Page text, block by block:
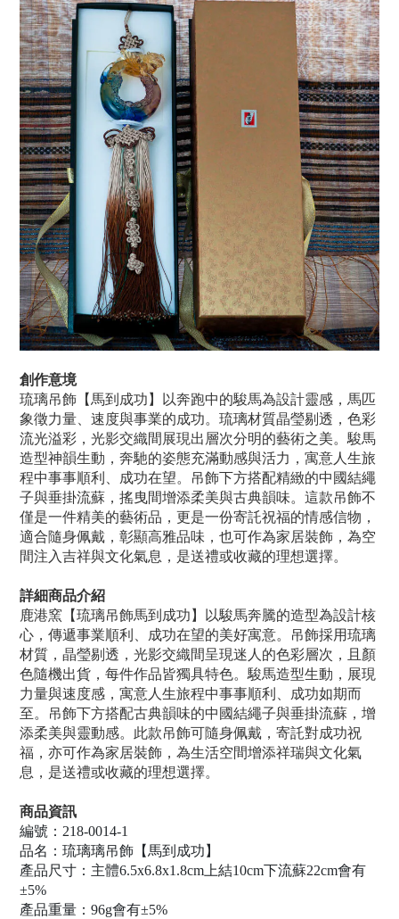
創作意境
琉璃吊飾【馬到成功】以奔跑中的駿馬為設計靈感，馬匹
象徵力量、速度與事業的成功。琉璃材質晶瑩剔透，色彩
流光溢彩，光影交織間展現出層次分明的藝術之美。駿馬
造型神韻生動，奔馳的姿態充滿動感與活力，寓意人生旅
程中事事順利、成功在望。吊飾下方搭配精緻的中國結繩
子與垂掛流蘇，搖曳間增添柔美與古典韻味。這款吊飾不
僅是一件精美的藝術品，更是一份寄託祝福的情感信物，
適合隨身佩戴，彰顯高雅品味，也可作為家居裝飾，為空
間注入吉祥與文化氣息，是送禮或收藏的理想選擇。
詳細商品介紹
鹿港窯【琉璃吊飾馬到成功】以駿馬奔騰的造型為設計核
心，傳遞事業順利、成功在望的美好寓意。吊飾採用琉璃
材質，晶瑩剔透，光影交織間呈現迷人的色彩層次，且顏
色隨機出貨，每件作品皆獨具特色。駿馬造型生動，展現
力量與速度感，寓意人生旅程中事事順利、成功如期而
至。吊飾下方搭配古典韻味的中國結繩子與垂掛流蘇，增
添柔美與靈動感。此款吊飾可隨身佩戴，寄託對成功祝
福，亦可作為家居裝飾，為生活空間增添祥瑞與文化氣
息，是送禮或收藏的理想選擇。
商品資訊
編號：218-0014-1
品名：琉璃璃吊飾【馬到成功】
產品尺寸：主體6.5x6.8x1.8cm上結10cm下流蘇22cm會有
±5%
產品重量：96g會有±5%